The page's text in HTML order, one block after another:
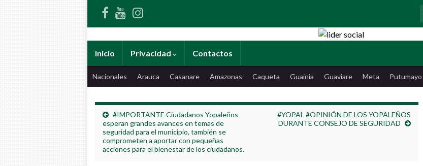
Inicio Privacidad Contactos
Nacionales Arauca Casanare Amazonas Caqueta Guainia Guaviare Meta Putumayo
#IMPORTANTE Ciudadanos Yopaleños
esperan grandes avances en temas de
seguridad para el municipio, también se
comprometen a aportar con pequeñas
acciones para el bienestar de los ciudadanos.
#YOPAL #OPINIÓN DE LOS YOPALEÑOS
DURANTE CONSEJO DE SEGURIDAD